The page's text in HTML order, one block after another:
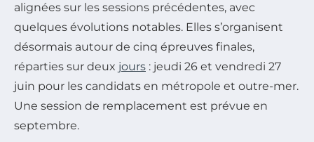
alignées sur les sessions précédentes, avec
quelques évolutions notables. Elles s’organisent
désormais autour de cinq épreuves finales,
réparties sur deux jours : jeudi 26 et vendredi 27
juin pour les candidats en métropole et outre-mer.
Une session de remplacement est prévue en
septembre.